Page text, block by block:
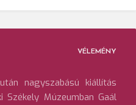
VÉLEMÉNY
nagyszabású kiállítás
Székely Múzeumban Gaál